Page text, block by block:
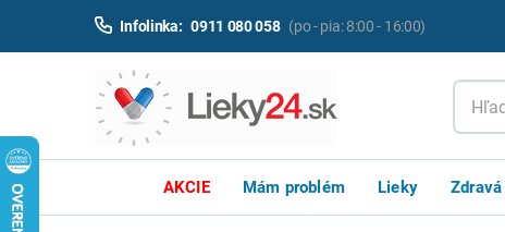
Infolinka: 0911 080 058 (po - pia: 8:00 - 16:00)
AKCIE Mám problém Lieky